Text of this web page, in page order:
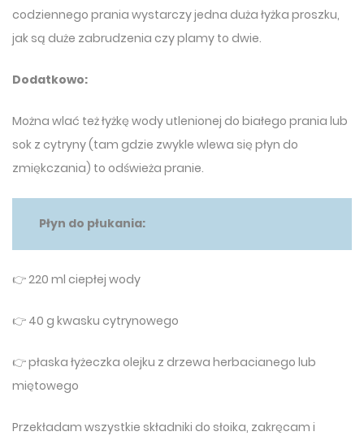
codziennego prania wystarczy jedna duża łyżka proszku,
jak są duże zabrudzenia czy plamy to dwie.
Dodatkowo:
Można wlać też łyżkę wody utlenionej do białego prania lub
sok z cytryny (tam gdzie zwykle wlewa się płyn do
zmiękczania) to odświeża pranie.
Płyn do płukania:
👉 220 ml ciepłej wody
👉 40 g kwasku cytrynowego
👉 płaska łyżeczka olejku z drzewa herbacianego lub
miętowego
Przekładam wszystkie składniki do słoika, zakręcam i